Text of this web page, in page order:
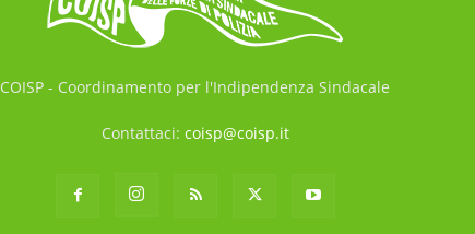
COISP - Coordinamento per l'Indipendenza Sindacale
Contattaci: coisp@coisp.it